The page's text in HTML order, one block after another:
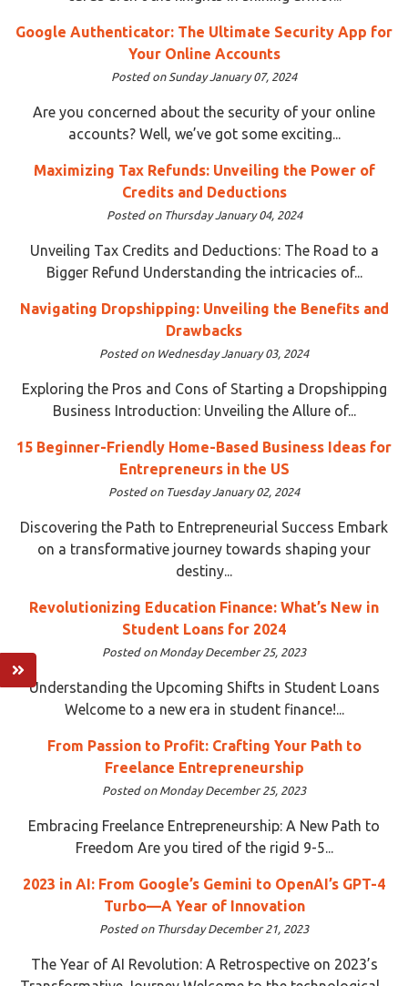
Google Authenticator: The Ultimate Security App for
Your Online Accounts
Posted on Sunday January 07, 2024
Are you concerned about the security of your online
accounts? Well, we’ve got some exciting...
Maximizing Tax Refunds: Unveiling the Power of
Credits and Deductions
Posted on Thursday January 04, 2024
Unveiling Tax Credits and Deductions: The Road to a
Bigger Refund Understanding the intricacies of...
Navigating Dropshipping: Unveiling the Benefits and
Drawbacks
Posted on Wednesday January 03, 2024
Exploring the Pros and Cons of Starting a Dropshipping
Business Introduction: Unveiling the Allure of...
15 Beginner-Friendly Home-Based Business Ideas for
Entrepreneurs in the US
Posted on Tuesday January 02, 2024
Discovering the Path to Entrepreneurial Success Embark
on a transformative journey towards shaping your
destiny...
Revolutionizing Education Finance: What’s New in
Student Loans for 2024
Posted on Monday December 25, 2023
Understanding the Upcoming Shifts in Student Loans
Welcome to a new era in student finance!...
From Passion to Profit: Crafting Your Path to
Freelance Entrepreneurship
Posted on Monday December 25, 2023
Embracing Freelance Entrepreneurship: A New Path to
Freedom Are you tired of the rigid 9-5...
2023 in AI: From Google’s Gemini to OpenAI’s GPT-4
Turbo—A Year of Innovation
Posted on Thursday December 21, 2023
The Year of AI Revolution: A Retrospective on 2023’s